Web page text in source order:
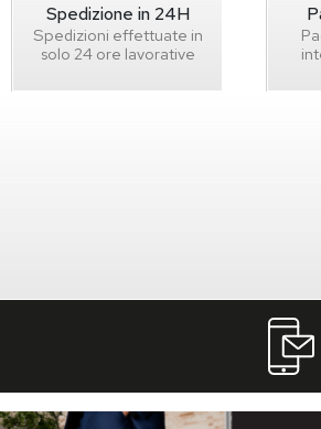
Spedizione in 24H
Spedizioni effettuate in
solo 24 ore lavorative